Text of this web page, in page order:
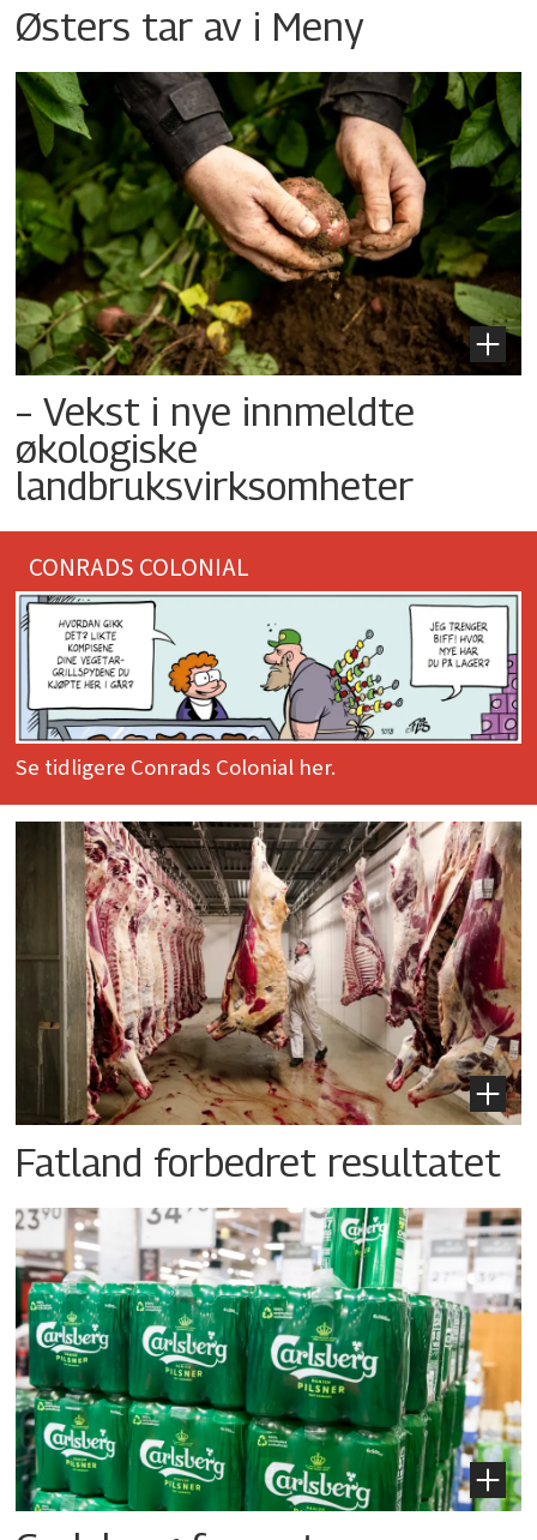
Østers tar av i Meny
– Vekst i nye innmeldte
økologiske
landbruksvirksomheter
CONRADS COLONIAL
Se tidligere Conrads Colonial her.
Fatland forbedret resultatet